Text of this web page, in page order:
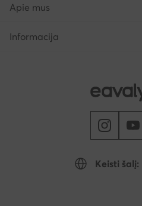
Keisti šalį:
Apie mus
Informacija